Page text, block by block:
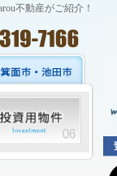
不動産がご紹介！